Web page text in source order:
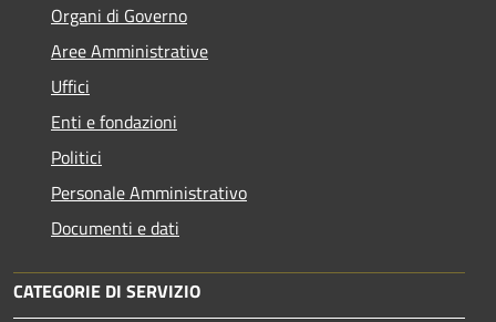
Organi di Governo
Aree Amministrative
Uffici
Enti e fondazioni
Politici
Personale Amministrativo
Documenti e dati
CATEGORIE DI SERVIZIO